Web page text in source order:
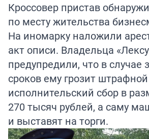
Кроссовер пристав
по месту жительства
На иномарку наложили
акт описи. Владельца
предупредили, что в случае
сроков ему грозит штрафной
исполнительский сбор в
270 тысяч рублей, а саму
и выставят на торги.